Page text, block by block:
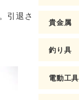
引退さ
貴金属
釣り具
電動工具